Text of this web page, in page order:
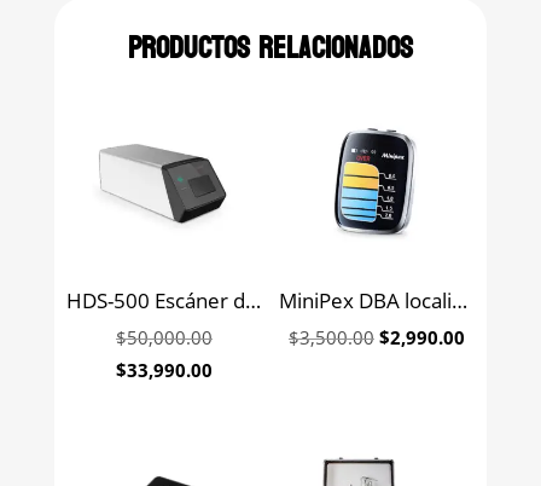
Productos relacionados
HDS-500 Escáner de placas de imágenes digitales Handy
$50,000.00Original
$33,990.00
MiniPex DBA localizador de apice Woodpecker
$3,500.00 Original
$2,990.00Current